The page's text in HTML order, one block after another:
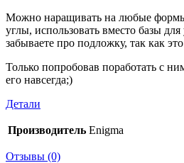
Можно наращивать на любые формы
углы, использовать вместо базы
забываете про подложку, так как
Только попробовав поработать с
его навсегда;)
Детали
Производитель Enigma
Отзывы (0)